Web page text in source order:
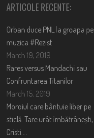
ARTICOLE RECENTE:
Orban duce PNL la groapa pe
muzica #Rezist
March 19, 2019
Rares versus Mandachi sau
Confruntarea Titanilor
March 15, 2019
Moroiul care bântuie liber pe
sticlă. Tare urât îmbătrânești,
Cristi….